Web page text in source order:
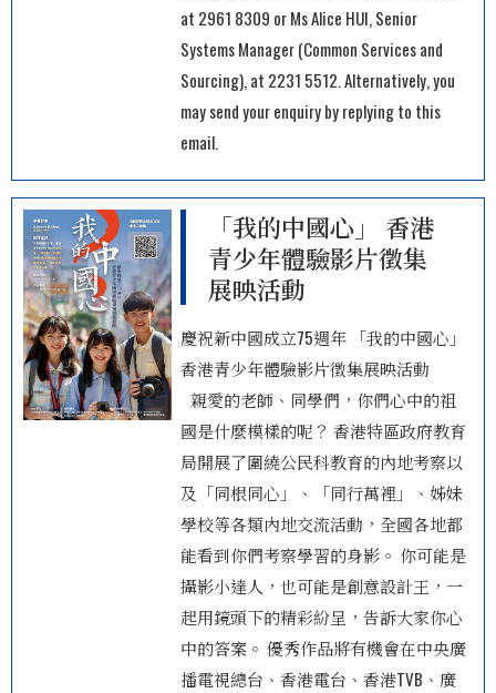
at 2961 8309 or Ms Alice HUI, Senior
Systems Manager (Common Services and
Sourcing), at 2231 5512. Alternatively, you
may send your enquiry by replying to this
email.
「我的中國心」 香港
青少年體驗影片徵集
展映活動
慶祝新中國成立75週年 「我的中國心」
香港青少年體驗影片徵集展映活動
親愛的老師、同學們，你們心中的祖
國是什麼模樣的呢？ 香港特區政府教育
局開展了圍繞公民科教育的內地考察以
及「同根同心」、「同行萬裡」、姊妹
學校等各類內地交流活動，全國各地都
能看到你們考察學習的身影。 你可能是
攝影小達人，也可能是創意設計王，一
起用鏡頭下的精彩紛呈，告訴大家你心
中的答案。 優秀作品將有機會在中央廣
播電視總台、香港電台、香港TVB、廣